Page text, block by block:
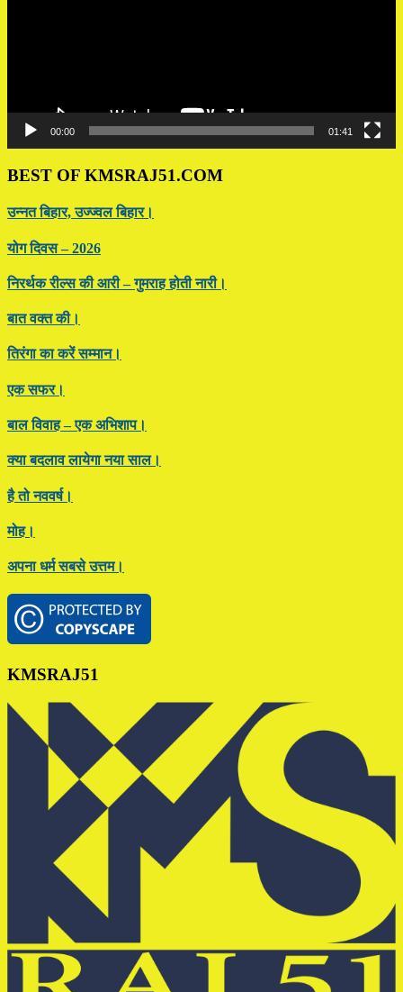
00:00 01:41
BEST OF KMSRAJ51.COM
उन्नत बिहार, उज्ज्वल बिहार।
योग दिवस – 2026
निरर्थक रील्स की आरी – गुमराह होती नारी।
बात वक्त की।
तिरंगा का करें सम्मान।
एक सफर।
बाल विवाह – एक अभिशाप।
क्या बदलाव लायेगा नया साल।
है तो नववर्ष।
मोह।
अपना धर्म सबसे उत्तम।
Footer
KMSRAJ51